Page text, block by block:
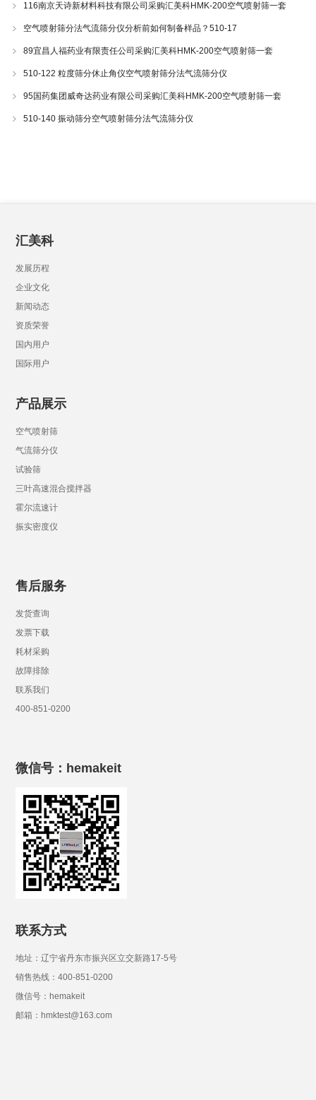
116南京天诗新材料科技有限公司采购汇美科HMK-200空气喷射筛一套
空气喷射筛分法气流筛分仪分析前如何制备样品？510-17
89宜昌人福药业有限责任公司采购汇美科HMK-200空气喷射筛一套
510-122 粒度筛分休止角仪空气喷射筛分法气流筛分仪
95国药集团威奇达药业有限公司采购汇美科HMK-200空气喷射筛一套
510-140 振动筛分空气喷射筛分法气流筛分仪
汇美科
发展历程
企业文化
新闻动态
资质荣誉
国内用户
国际用户
产品展示
空气喷射筛
气流筛分仪
试验筛
三叶高速混合搅拌器
霍尔流速计
振实密度仪
售后服务
发货查询
发票下载
耗材采购
故障排除
联系我们
400-851-0200
微信号：hemakeit
联系方式
地址：辽宁省丹东市振兴区立交新路17-5号
销售热线：400-851-0200
微信号：hemakeit
邮箱：hmktest@163.com